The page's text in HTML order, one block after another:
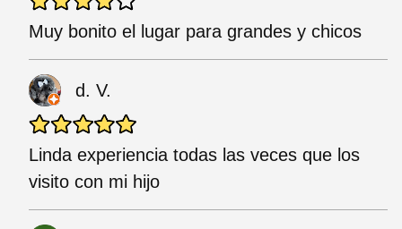
Muy bonito el lugar para grandes y chicos
d. V.
Linda experiencia todas las veces que los
visito con mi hijo